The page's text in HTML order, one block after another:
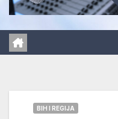
BIH I REGIJA